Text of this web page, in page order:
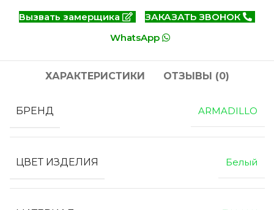
Вызвать замерщика
ЗАКАЗАТЬ ЗВОНОК
WhatsApp
ХАРАКТЕРИСТИКИ ОТЗЫВЫ (0)
БРЕНД ARMADILLO
ЦВЕТ ИЗДЕЛИЯ Белый